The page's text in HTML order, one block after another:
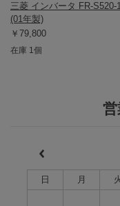
三菱 インバータ FR-S520-
(01年製)
￥79,800
在庫 1個
日 月